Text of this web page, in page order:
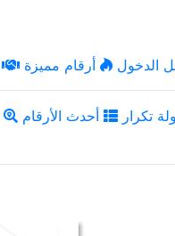
الدخول أرقام مميزة
تكرار أحدث الأرقام